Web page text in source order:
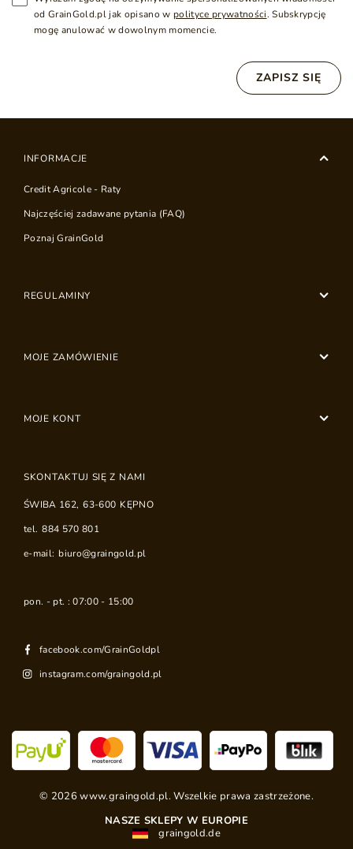
od GrainGold.pl jak opisano w polityce prywatności. Subskrypcję
mogę anulować w dowolnym momencie.
ZAPISZ SIĘ
INFORMACJE
Credit Agricole - Raty
Najczęściej zadawane pytania (FAQ)
Poznaj GrainGold
REGULAMINY
MOJE ZAMÓWIENIE
MOJE KONT
SKONTAKTUJ SIĘ Z NAMI
ŚWIBA 162, 63-600 KĘPNO
tel. 884 570 801
e-mail: biuro@graingold.pl
pon. - pt. : 07:00 - 15:00
facebook.com/GrainGoldpl
instagram.com/graingold.pl
© 2026 www.graingold.pl. Wszelkie prawa zastrzeżone.
NASZE SKLEPY W EUROPIE
graingold.de